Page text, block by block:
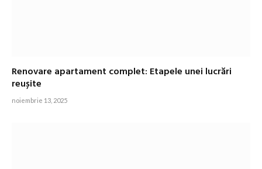
Renovare apartament complet: Etapele unei lucrări
reușite
noiembrie 13, 2025